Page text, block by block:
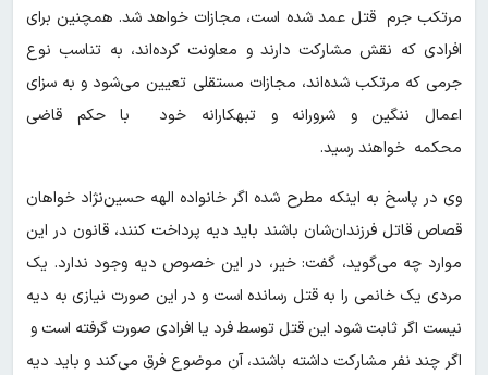
مرتکب جرم قتل عمد شده است، مجازات خواهد شد. همچنین برای
افرادی که نقش مشارکت دارند و معاونت کرده‌اند، به تناسب نوع
جرمی که مرتکب شده‌اند، مجازات مستقلی تعیین می‌شود و به سزای
اعمال ننگین و شرورانه‌ و تبهکارانه خود با حکم قاضی
محکمه خواهند رسید.
وی در پاسخ به اینکه مطرح شده اگر خانواده الهه حسین‌نژاد خواهان
قصاص قاتل فرزندان‌شان باشند باید دیه پرداخت کنند، قانون در این
موارد چه می‌گوید، گفت: خیر، در این خصوص دیه وجود ندارد. یک
مردی یک خانمی را به قتل رسانده است و در این صورت نیازی به دیه
نیست اگر ثابت شود این قتل توسط فرد یا افرادی صورت گرفته است و
اگر چند نفر مشارکت داشته باشند، آن موضوع فرق می‌کند و باید دیه